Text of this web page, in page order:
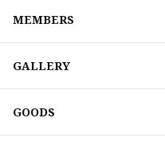
MEMBERS
GALLERY
GOODS